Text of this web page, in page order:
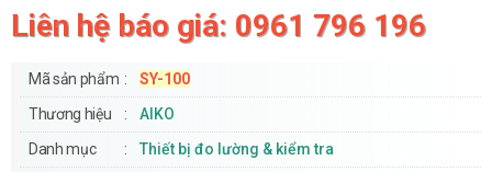
Liên hệ báo giá: 0961 796 196
Mã sản phẩm
SY-100
Thương hiệu
AIKO
Danh mục
Thiết bị đo lường & kiểm tra